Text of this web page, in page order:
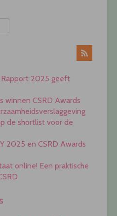
Rapport 2025 geeft
winnen CSRD Awards
de shortlist voor de
2025 en CSRD Awards
online! Een praktische